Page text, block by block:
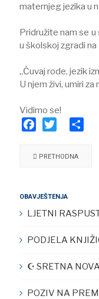
maternjeg jezika u
Pridružite nam se
u školskoj zgradi na
„Čuvaj rode, jezik
U njem živi, umiri za
Vidimo se!
PRETHODNA
OBAVJEŠTENJA
LJETNI
PODJELA
☪︎ SRETNA
POZIV NA